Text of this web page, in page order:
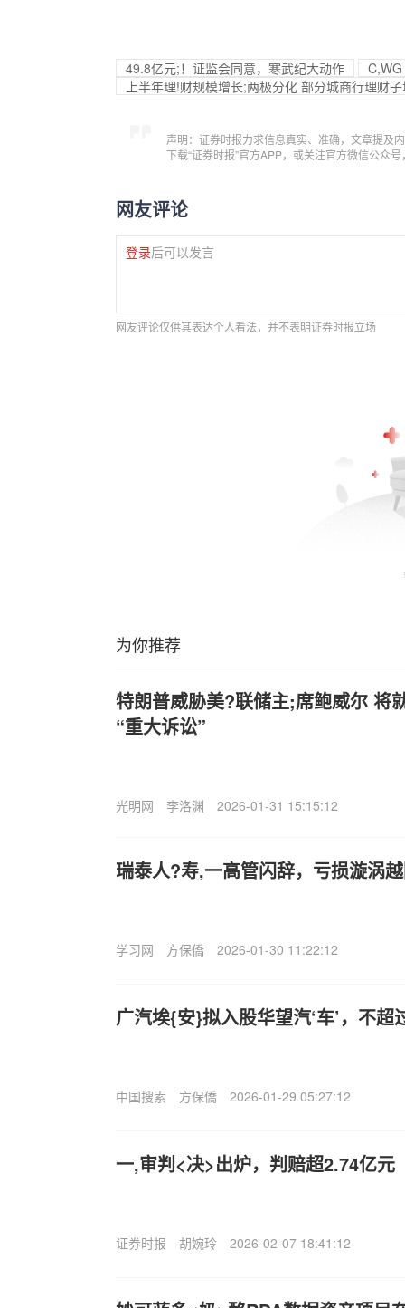
49.8亿元;！证监会同意，寒武纪大动作
上半年理!财规模增长;两极分化 部分城商行理财
声明：证券时报力求信息真实、准确，文章提及
下载“证券时报”官方APP，或关注官方微信公众
网友评论
登录后可以发言
网友评论仅供其表达个人看法，并不表明证券时报立场
为你推荐
特朗普威胁美?联储主;席鲍威尔 将
“重大诉讼”
光明网 李洛渊 2026-01-31 15:15:12
瑞泰人?寿,一高管闪辞，亏损漩涡
学习网 方保僑 2026-01-30 11:22:12
广汽埃{安}拟入股华望汽‘车’，不超
中国搜索 方保僑 2026-01-29 05:27:12
一,审判<决>出炉，判赔超2.74亿元
证券时报 胡婉玲 2026-02-07 18:41:12